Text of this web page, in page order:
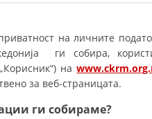
на личните
ги собира,
на
за веб-страницата.
ги собираме?